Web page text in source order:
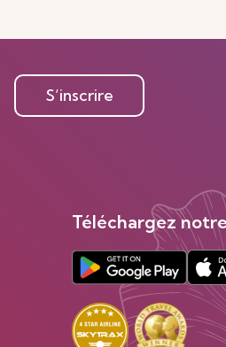
S’inscrire
Téléchargez